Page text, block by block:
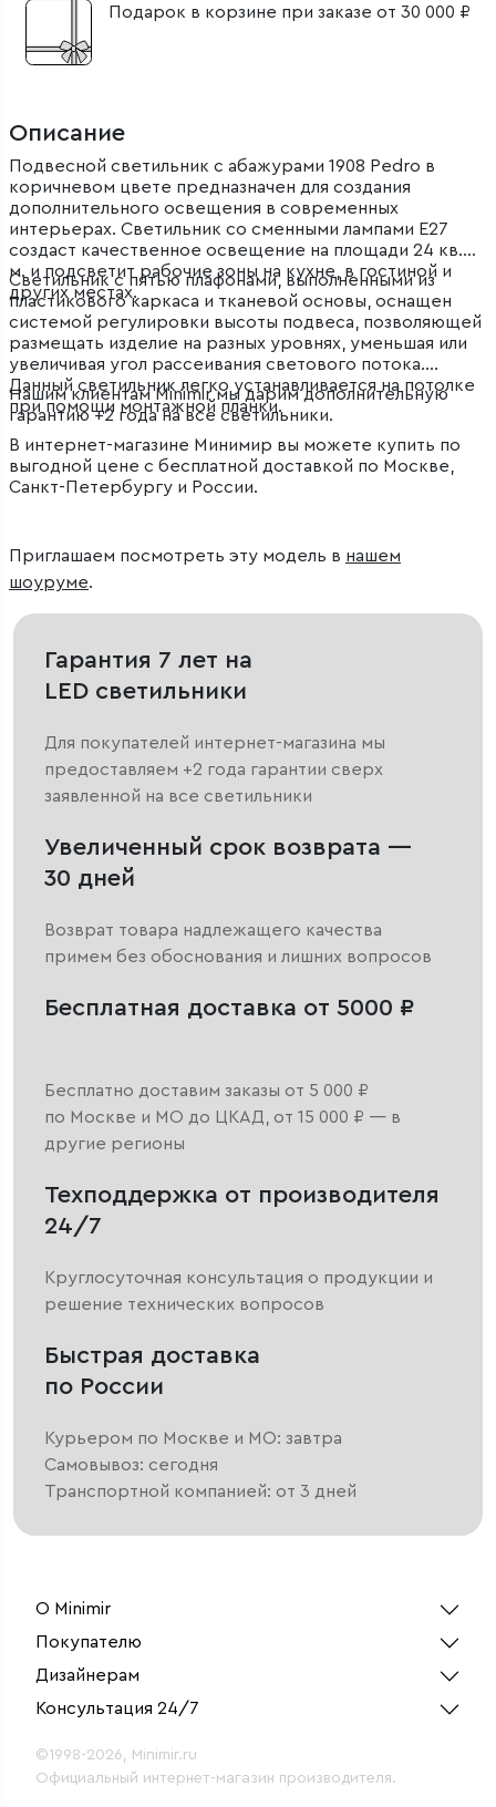
Подарок в корзине при заказе от 30 000 ₽
Описание
Подвесной светильник с абажурами 1908 Pedro в
коричневом цвете предназначен для создания
дополнительного освещения в современных
интерьерах. Светильник со сменными лампами E27
создаст качественное освещение на площади 24 кв.
м. и подсветит рабочие зоны на кухне, в гостиной и
других местах.
Светильник с пятью плафонами, выполненными из
пластикового каркаса и тканевой основы, оснащен
системой регулировки высоты подвеса, позволяющей
размещать изделие на разных уровнях, уменьшая или
увеличивая угол рассеивания светового потока.
Данный светильник легко устанавливается на потолке
при помощи монтажной планки.
Нашим клиентам Minimir мы дарим дополнительную
гарантию +2 года на все светильники.
В интернет-магазине Минимир вы можете купить по
выгодной цене с бесплатной доставкой по Москве,
Санкт-Петербургу и России.
Приглашаем посмотреть эту модель в нашем
шоуруме.
Гарантия 7 лет на
LED светильники
Для покупателей интернет-магазина мы
предоставляем +2 года гарантии сверх
заявленной на все светильники
Увеличенный срок возврата —
30 дней
Возврат товара надлежащего качества
примем без обоснования и лишних вопросов
Бесплатная доставка от 5000 ₽
Бесплатно доставим заказы от 5 000 ₽
по Москве и МО до ЦКАД, от 15 000 ₽ — в
другие регионы
Техподдержка от производителя
24/7
Круглосуточная консультация о продукции и
решение технических вопросов
Быстрая доставка
по России
Курьером по Москве и МО: завтра
Самовывоз: сегодня
Транспортной компанией: от 3 дней
О Minimir
Покупателю
Дизайнерам
Консультация 24/7
©1998-2026, Minimir.ru
Официальный интернет-магазин производителя.